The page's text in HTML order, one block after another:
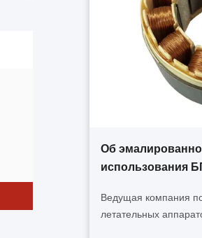
Об
использования
Ведущая компания
летательных